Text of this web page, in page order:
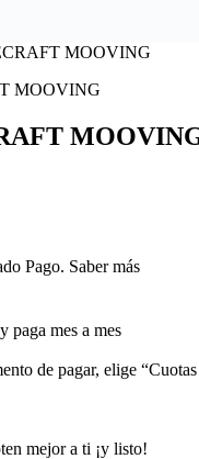
MOOVING
Pago. Saber más
paga mes a mes
de pagar, elige
mejor a ti ¡y listo!